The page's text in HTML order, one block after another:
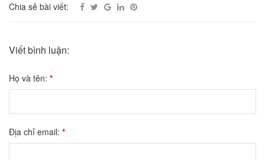
Chia sẻ bài viết:
Viết bình luận:
Họ và tên: *
Địa chỉ email: *